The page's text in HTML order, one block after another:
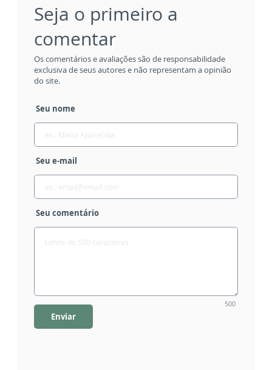
Seja o primeiro a
comentar
Os comentários e avaliações são de responsabilidade
exclusiva de seus autores e não representam a opinião
do site.
Seu nome
Seu e-mail
Seu comentário
500
Enviar